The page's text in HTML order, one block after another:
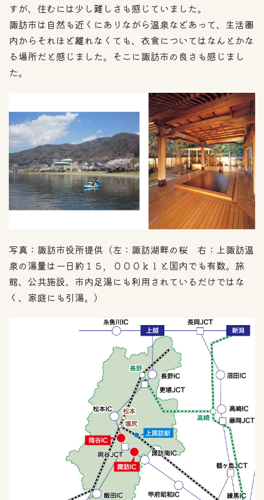
すが、住むには少し難しさも感じていました。
諏訪市は自然も近くにありながら温泉などあって、生活圏
内からそれほど離れなくても、衣食についてはなんとかな
る場所だと感じました。そこに諏訪市の良さも感じまし
た。
写真：諏訪市役所提供（左：諏訪湖畔の桜 右：上諏訪温
泉の湯量は一日約１５，０００ｋｌと国内でも有数。旅
館、公共施設、市内足湯にも利用されているだけではな
く、家庭にも引湯。）